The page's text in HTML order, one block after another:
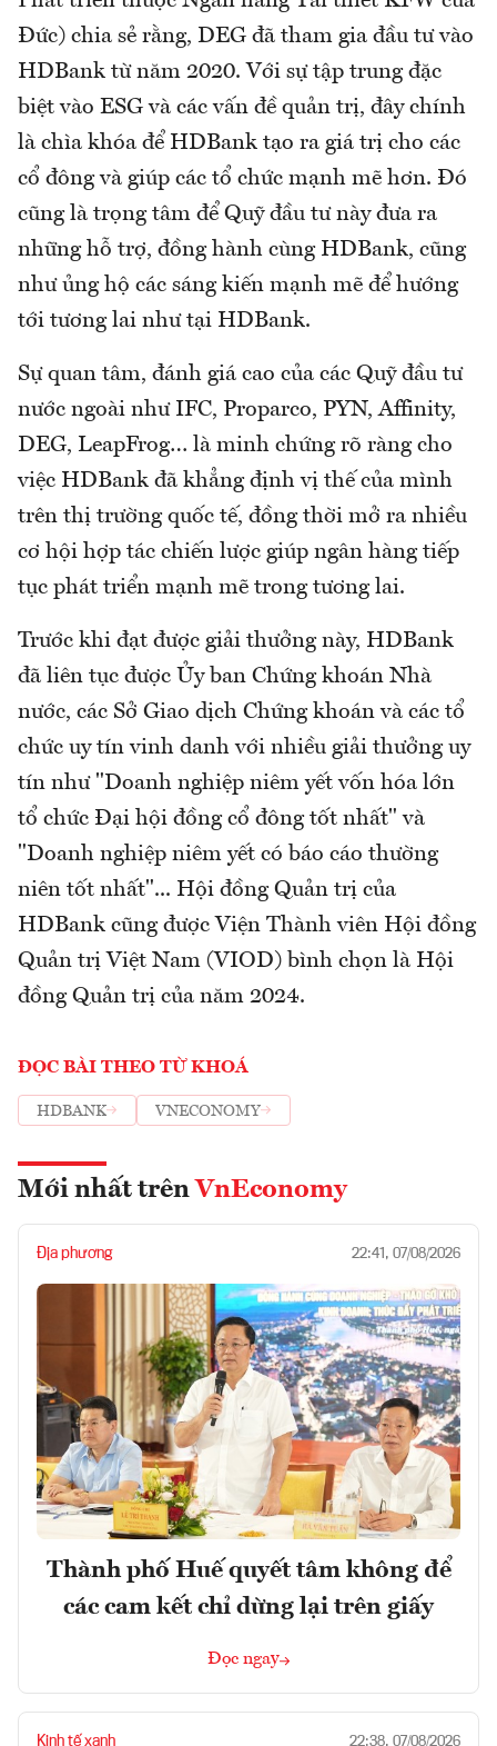
Đức) chia sẻ rằng, DEG đã tham gia đầu tư vào
HDBank từ năm 2020. Với sự tập trung đặc
biệt vào ESG và các vấn đề quản trị, đây chính
là chìa khóa để HDBank tạo ra giá trị cho các
cổ đông và giúp các tổ chức mạnh mẽ hơn. Đó
cũng là trọng tâm để Quỹ đầu tư này đưa ra
những hỗ trợ, đồng hành cùng HDBank, cũng
như ủng hộ các sáng kiến mạnh mẽ để hướng
tới tương lai như tại HDBank.
Sự quan tâm, đánh giá cao của các Quỹ đầu tư
nước ngoài như IFC, Proparco, PYN, Affinity,
DEG, LeapFrog… là minh chứng rõ ràng cho
việc HDBank đã khẳng định vị thế của mình
trên thị trường quốc tế, đồng thời mở ra nhiều
cơ hội hợp tác chiến lược giúp ngân hàng tiếp
tục phát triển mạnh mẽ trong tương lai.
Trước khi đạt được giải thưởng này, HDBank
đã liên tục được Ủy ban Chứng khoán Nhà
nước, các Sở Giao dịch Chứng khoán và các tổ
chức uy tín vinh danh với nhiều giải thưởng uy
tín như "Doanh nghiệp niêm yết vốn hóa lớn
tổ chức Đại hội đồng cổ đông tốt nhất" và
"Doanh nghiệp niêm yết có báo cáo thường
niên tốt nhất"... Hội đồng Quản trị của
HDBank cũng được Viện Thành viên Hội đồng
Quản trị Việt Nam (VIOD) bình chọn là Hội
đồng Quản trị của năm 2024.
ĐỌC BÀI THEO TỪ KHOÁ
HDBANK VNECONOMY
Mới nhất trên VnEconomy
Địa phương 22:41, 07/08/2026
Thành phố Huế quyết tâm không để
các cam kết chỉ dừng lại trên giấy
Đọc ngay
Kinh tế xanh 22:38, 07/08/2026